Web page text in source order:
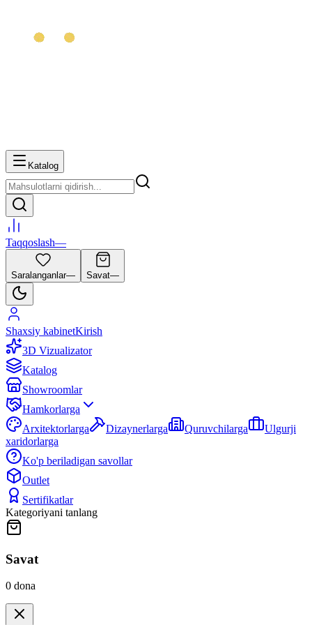
Katalog
Taqqoslash—
Saralanganlar— Savat—
Shaxsiy kabinetKirish
3D Vizualizator
Katalog
Showroomlar
Hamkorlarga
Arxitektorlarga
Dizaynerlarga Quruvchilarga
Ulgurji
xaridorlarga
Ko'p beriladigan savollar
Outlet
Sertifikatlar
Kategoriyani tanlang
Savat
0 dona